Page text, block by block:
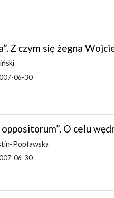
Z czym się żegna
06-30
O celu
Popławska
06-30